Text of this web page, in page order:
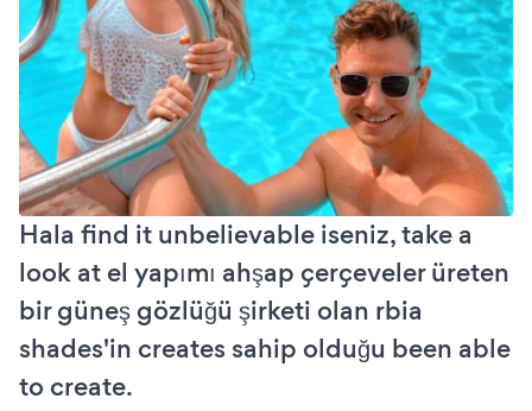
Hala find it unbelievable iseniz, take a
look at el yapımı ahşap çerçeveler üreten
bir güneş gözlüğü şirketi olan rbia
shades'in creates sahip olduğu been able
to create.